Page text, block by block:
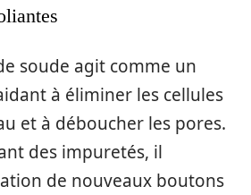
soude agit comme un
à éliminer les cellules
et à déboucher les pores.
des impuretés, il
de nouveaux boutons